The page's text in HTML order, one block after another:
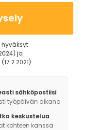
ja
(17.2.2021).
sähköpostiisi
työpäivän aikana
keskustelua
kohteen kanssa